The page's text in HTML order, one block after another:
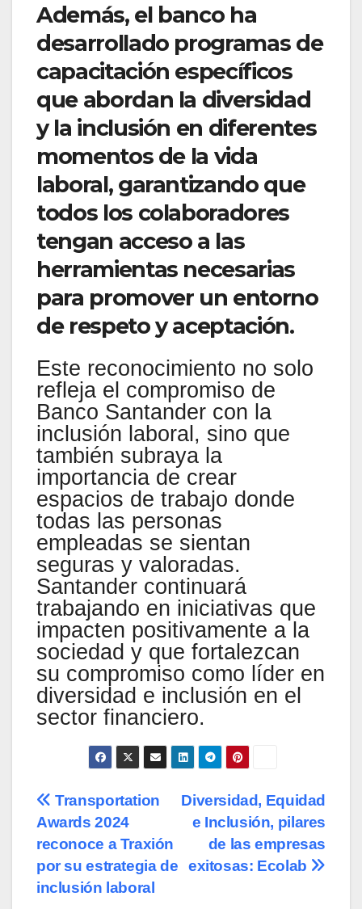
Además, el banco ha
desarrollado programas de
capacitación específicos
que abordan la diversidad
y la inclusión en diferentes
momentos de la vida
laboral, garantizando que
todos los colaboradores
tengan acceso a las
herramientas necesarias
para promover un entorno
de respeto y aceptación.
Este reconocimiento no solo
refleja el compromiso de
Banco Santander con la
inclusión laboral, sino que
también subraya la
importancia de crear
espacios de trabajo donde
todas las personas
empleadas se sientan
seguras y valoradas.
Santander continuará
trabajando en iniciativas que
impacten positivamente a la
sociedad y que fortalezcan
su compromiso como líder en
diversidad e inclusión en el
sector financiero.
Navegación
de
entradas
Diversidad, Equidad
e Inclusión, pilares
de las empresas
exitosas: Ecolab
Transportation
Awards 2024
reconoce a Traxión
por su estrategia de
inclusión laboral